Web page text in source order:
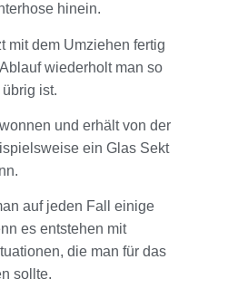
hinein.
mit dem Umziehen fertig
wiederholt man so
ist.
und erhält von der
ein Glas Sekt
auf jeden Fall einige
es entstehen mit
die man für das
sollte.